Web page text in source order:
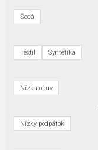
Šedá
Textil Syntetika
Nízka obuv
Nízky podpätok